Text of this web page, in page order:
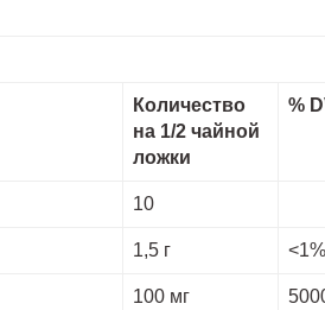
Количество
на 1/2 чайной
ложки
%
10
1,5 г
100 мг